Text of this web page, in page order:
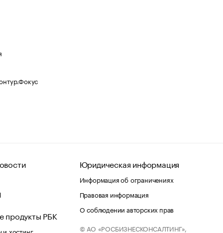
продукты РБК
хостинг
Юридическая информация
Информация об ограничениях
Правовая информация
О соблюдении авторских прав
© АО «РОСБИЗНЕСКОНСАЛТИНГ»,